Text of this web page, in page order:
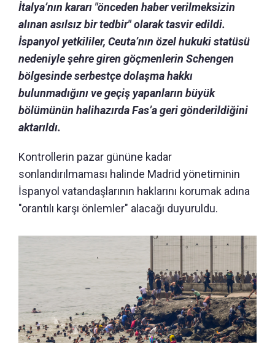
İtalya’nın kararı "önceden haber verilmeksizin
alınan asılsız bir tedbir" olarak tasvir edildi.
İspanyol yetkililer, Ceuta’nın özel hukuki statüsü
nedeniyle şehre giren göçmenlerin Schengen
bölgesinde serbestçe dolaşma hakkı
bulunmadığını ve geçiş yapanların büyük
bölümünün halihazırda Fas’a geri gönderildiğini
aktarıldı.
Kontrollerin pazar gününe kadar
sonlandırılmaması halinde Madrid yönetiminin
İspanyol vatandaşlarının haklarını korumak adına
"orantılı karşı önlemler" alacağı duyuruldu.